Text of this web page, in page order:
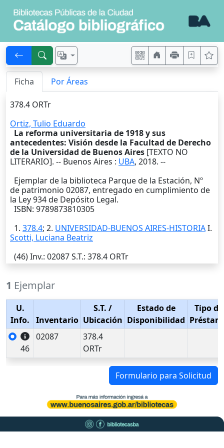
Ficha Por Áreas
378.4 ORTr
Ortiz, Tulio Eduardo
La reforma universitaria de 1918 y sus
antecedentes: Visión desde la Facultad de Derecho
de la Universidad de Buenos Aires [TEXTO NO
LITERARIO]. -- Buenos Aires : UBA, 2018. --
Ejemplar de la biblioteca Parque de la Estación, Nº
de patrimonio 02087, entregado en cumplimiento de
la Ley 934 de Depósito Legal.
ISBN: 9789873810305
1. 378.4; 2. UNIVERSIDAD-BUENOS AIRES-HISTORIAI.
Scotti, Luciana Beatriz
(46)Inv.: 02087S.T.: 378.4 ORTr
1 Ejemplar
U.
Info.
Inventario
S.T. /
Ubicación
Estado de
Disponibilidad
Tipo de
46
02087
378.4
ORTr
Formulario para Solicitud